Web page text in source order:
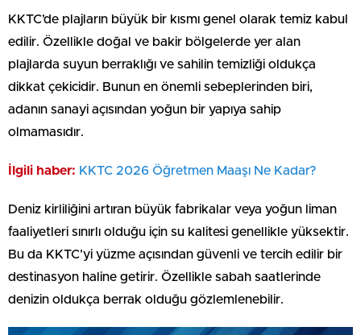
KKTC’de plajların büyük bir kısmı genel olarak temiz kabul
edilir. Özellikle doğal ve bakir bölgelerde yer alan
plajlarda suyun berraklığı ve sahilin temizliği oldukça
dikkat çekicidir. Bunun en önemli sebeplerinden biri,
adanın sanayi açısından yoğun bir yapıya sahip
olmamasıdır.
İlgili haber: KKTC 2026 Öğretmen Maaşı Ne Kadar?
Deniz kirliliğini artıran büyük fabrikalar veya yoğun liman
faaliyetleri sınırlı olduğu için su kalitesi genellikle yüksektir.
Bu da KKTC’yi yüzme açısından güvenli ve tercih edilir bir
destinasyon haline getirir. Özellikle sabah saatlerinde
denizin oldukça berrak olduğu gözlemlenebilir.